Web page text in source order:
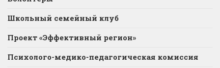
Школьный семейный клуб
Проект «Эффективный регион»
Психолого-медико-педагогическая комиссия